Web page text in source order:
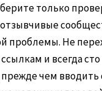
только
проблемы. Не
и всегда сто
чем вводить